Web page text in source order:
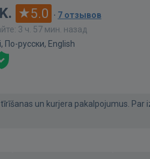
5.0 · 7 отзывов
3 ч. 57 мин. назад
По-русски, English
un kurjera pakalpojumus. Par